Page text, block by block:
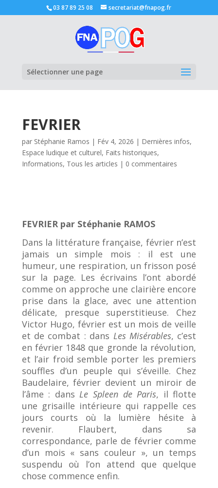
03 87 89 25 08 secretariat@fnapog.fr
Sélectionner une page
FEVRIER
par Stéphanie Ramos | Fév 4, 2026 | Dernières infos,
Espace ludique et culturel, Faits historiques,
Informations, Tous les articles | 0 commentaires
FEVRIER par Stéphanie RAMOS
Dans la littérature française, février n’est
jamais un simple mois : il est une
humeur, une respiration, un frisson posé
sur la page. Les écrivains l’ont abordé
comme on approche une clairière encore
prise dans la glace, avec une attention
délicate, presque superstitieuse. Chez
Victor Hugo, février est un mois de veille
et de combat : dans Les Misérables, c’est
en février 1848 que gronde la révolution,
et l’air froid semble porter les premiers
souffles d’un peuple qui s’éveille. Chez
Baudelaire, février devient un miroir de
l’âme : dans Le Spleen de Paris, il flotte
une grisaille intérieure qui rappelle ces
jours courts où la lumière hésite à
revenir. Flaubert, dans sa
correspondance, parle de février comme
d’un mois « sans couleur », un temps
suspendu où l’on attend que quelque
chose commence enfin.